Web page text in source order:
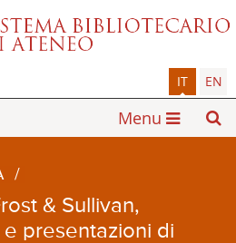
IT EN
Menu
/
& Sullivan,
presentazioni di